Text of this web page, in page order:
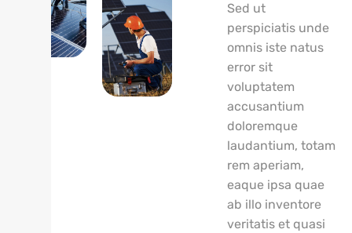
Sed ut
perspiciatis unde
omnis iste natus
error sit
voluptatem
accusantium
doloremque
laudantium, totam
rem aperiam,
eaque ipsa quae
ab illo inventore
veritatis et quasi